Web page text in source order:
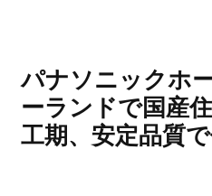
パナソニックホ
ーランドで国産
工期、安定品質